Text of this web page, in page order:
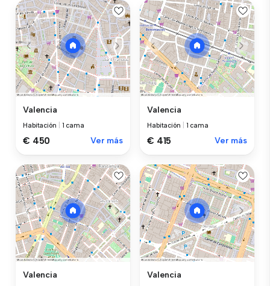
Valencia
Habitación 1 cama
€ 450 Ver más
Valencia
Habitación 1 cama
€ 415 Ver más
Valencia Valencia